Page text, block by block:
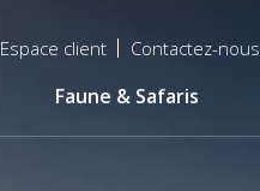
Espace client Contactez-nous
Faune & Safaris